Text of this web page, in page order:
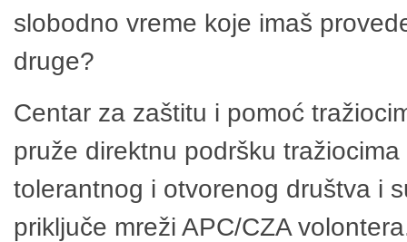
slobodno vreme koje imaš
druge?
Centar za zaštitu i pomoć
pruže direktnu podršku
tolerantnog i otvorenog društva i
priključe mreži APC/CZA